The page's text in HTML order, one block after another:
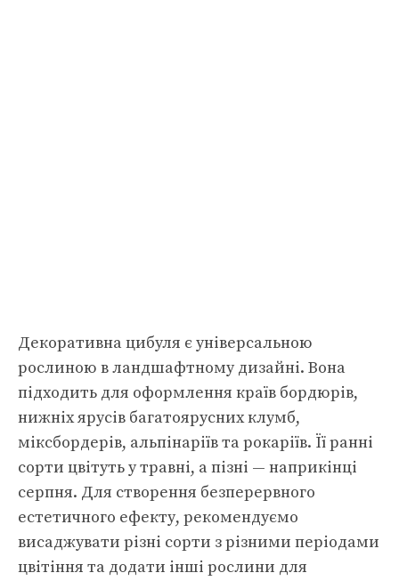
Декоративна цибуля є універсальною
рослиною в ландшафтному дизайні. Вона
підходить для оформлення країв бордюрів,
нижніх ярусів багатоярусних клумб,
міксбордерів, альпінаріїв та рокаріїв. Її ранні
сорти цвітуть у травні, а пізні — наприкінці
серпня. Для створення безперервного
естетичного ефекту, рекомендуємо
висаджувати різні сорти з різними періодами
цвітіння та додати інші рослини для